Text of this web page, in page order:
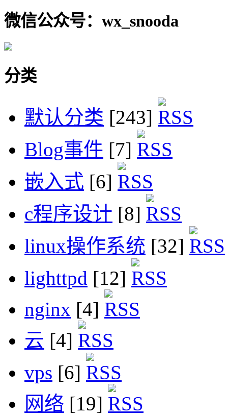
微信公众号：wx_snooda
分类
默认分类 [243]
Blog事件 [7]
嵌入式 [6]
c程序设计 [8]
linux操作系统 [32]
lighttpd [12]
nginx [4]
云 [4]
vps [6]
网络 [19]